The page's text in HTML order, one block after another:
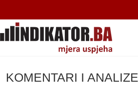
KOMENTARI I ANALIZE